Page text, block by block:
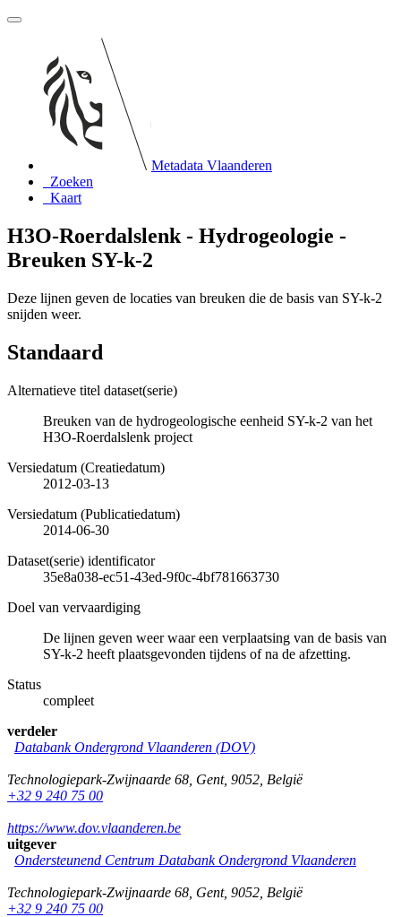
Metadata Vlaanderen
Zoeken
Kaart
H3O-Roerdalslenk - Hydrogeologie -
Breuken SY-k-2
Deze lijnen geven de locaties van breuken die de basis van SY-k-2
snijden weer.
Standaard
Alternatieve titel dataset(serie)
Breuken van de hydrogeologische eenheid SY-k-2 van het
H3O-Roerdalslenk project
Versiedatum (Creatiedatum)
2012-03-13
Versiedatum (Publicatiedatum)
2014-06-30
Dataset(serie) identificator
35e8a038-ec51-43ed-9f0c-4bf781663730
Doel van vervaardiging
De lijnen geven weer waar een verplaatsing van de basis van
SY-k-2 heeft plaatsgevonden tijdens of na de afzetting.
Status
compleet
verdeler
Databank Ondergrond Vlaanderen (DOV)
Technologiepark-Zwijnaarde 68 Gent, 9052 België
+32 9 240 75 00
https://www.dov.vlaanderen.be
uitgever
Ondersteunend Centrum Databank Ondergrond Vlaanderen
Technologiepark-Zwijnaarde 68 Gent, 9052 België
+32 9 240 75 00